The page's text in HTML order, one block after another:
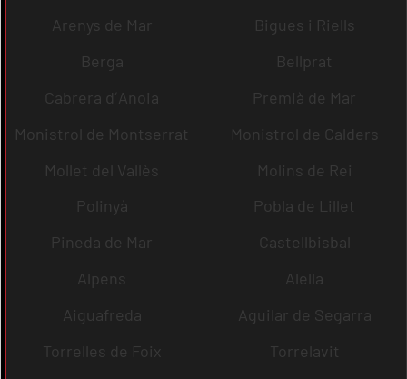
Arenys de Mar
Bigues i Riells
Berga
Bellprat
Cabrera d´Anoia
Premià de Mar
Monistrol de Montserrat
Monistrol de Calders
Mollet del Vallès
Molins de Rei
Polinyà
Pobla de Lillet
Pineda de Mar
Castellbisbal
Alpens
Alella
Aiguafreda
Aguilar de Segarra
Torrelles de Foix
Torrelavit